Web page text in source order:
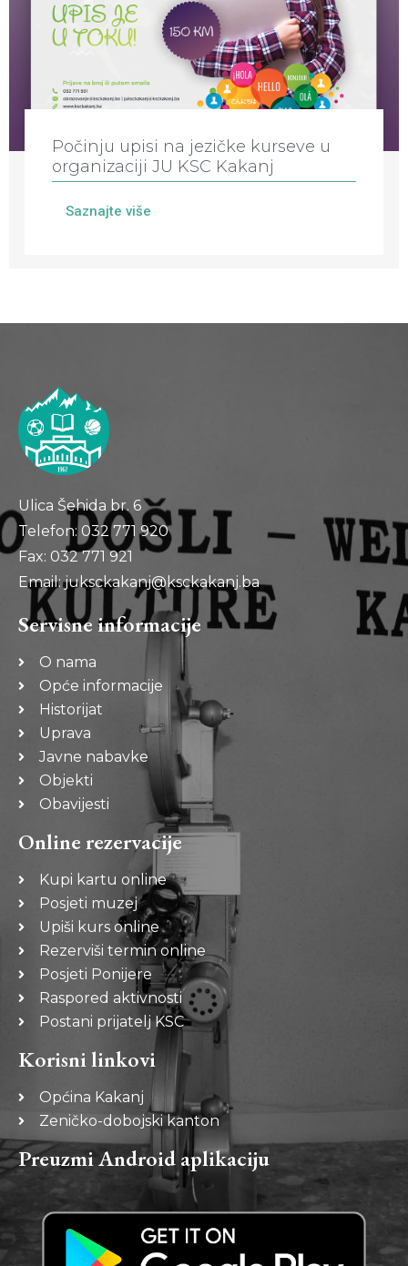
Počinju upisi na jezičke kurseve u
organizaciji JU KSC Kakanj
Saznajte više
Ulica Šehida br. 6
Telefon: 032 771 920
Fax: 032 771 921
Email: juksckakanj@ksckakanj.ba
Servisne informacije
O nama
Opće informacije
Historijat
Uprava
Javne nabavke
Objekti
Obavijesti
Online rezervacije
Kupi kartu online
Posjeti muzej
Upiši kurs online
Rezerviši termin online
Posjeti Ponijere
Raspored aktivnosti
Postani prijatelj KSC
Korisni linkovi
Općina Kakanj
Zeničko-dobojski kanton
Preuzmi Android aplikaciju